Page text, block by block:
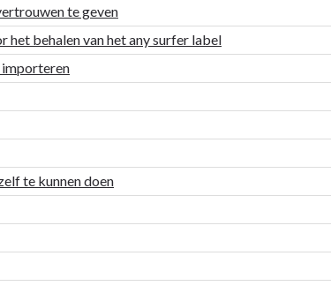
te geven
het behalen van het any surfer label
importeren
te kunnen doen